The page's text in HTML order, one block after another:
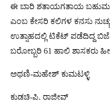
ಈ ಬಾರಿ ಶತಾಯಗತಾಯ
ಎಂಬ ಕೇಸರಿ ಕಲಿಗಳ ಕನಸು
ಉತ್ಸಾಹದಲ್ಲಿ ಟಿಕೆಟ್ ಪಡೆದಿದ್ದ
ಬರೋಬ್ಬರಿ 61 ಹಾಲಿ ಶಾಸಕರು
ಅಥಣಿ-ಮಹೇಶ್ ಕುಮಟಳ್ಳಿ
ಕುಡಚಿ-ಪಿ. ರಾಜೀವ್